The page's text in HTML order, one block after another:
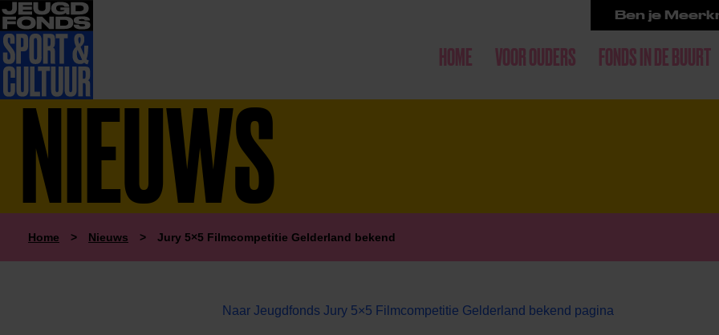
Ben je
HOME VOOR OUDERS FONDS IN DE BUURT
NIEUWS
Home > Nieuws > Jury 5×5 Filmcompetitie Gelderland bekend
Naar Jeugdfonds Jury 5×5 Filmcompetitie Gelderland bekend pagina